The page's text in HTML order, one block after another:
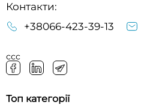
Контакти:
+38066-423-39-13
ссс
Топ категорії